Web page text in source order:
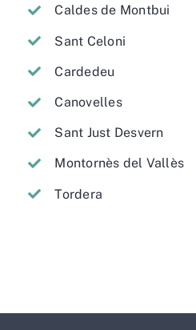
Caldes de Montbui
Sant Celoni
Cardedeu
Canovelles
Sant Just Desvern
Montornès del Vallès
Tordera